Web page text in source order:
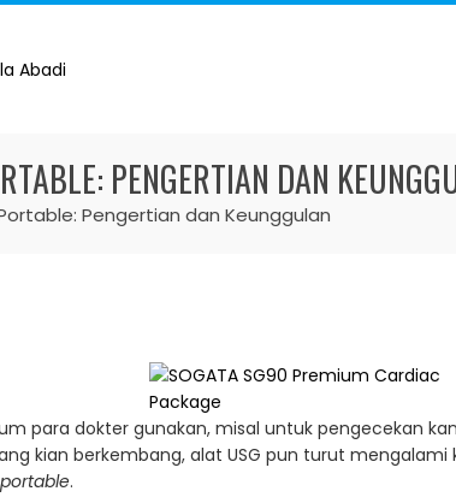
PENGERTIAN DAN
Pengertian dan Keunggulan
para dokter gunakan, misal untuk pengecekan
kian berkembang, alat USG pun turut
portable.